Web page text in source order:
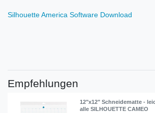
Silhouette America Software Download
Empfehlungen
12"x12" Schneidematte -
alle SILHOUETTE CAMEO